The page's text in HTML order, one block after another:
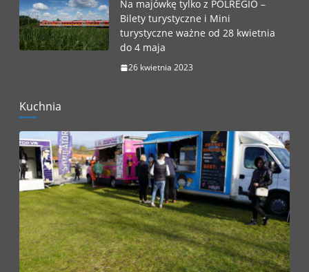
Na majówkę tylko z POLREGIO –
Bilety turystyczne i Mini
turystyczne ważne od 28 kwietnia
do 4 maja
26 kwietnia 2023
Kuchnia